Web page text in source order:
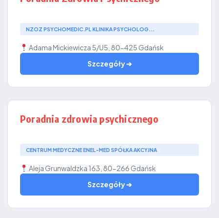
NZOZ PSYCHOMEDIC.PL KLINIKA PSYCHOLOG...
Adama Mickiewicza 5/U5, 80-425 Gdańsk
Szczegóły ➔
Poradnia zdrowia psychicznego
CENTRUM MEDYCZNE ENEL-MED SPÓŁKA AKCYJNA
Aleja Grunwaldzka 163, 80-266 Gdańsk
Szczegóły ➔